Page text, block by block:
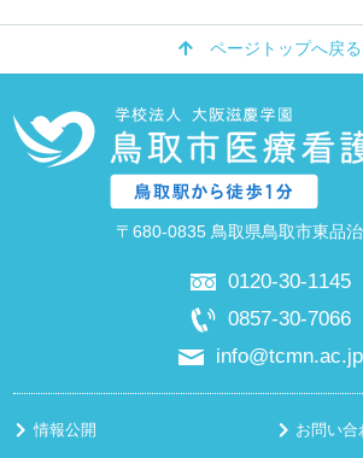
ページトップへ戻る
〒680-0835 鳥取県鳥取市東品
0120-30-1145
0857-30-7066
info@tcmn.ac.jp
情報公開 お問い合